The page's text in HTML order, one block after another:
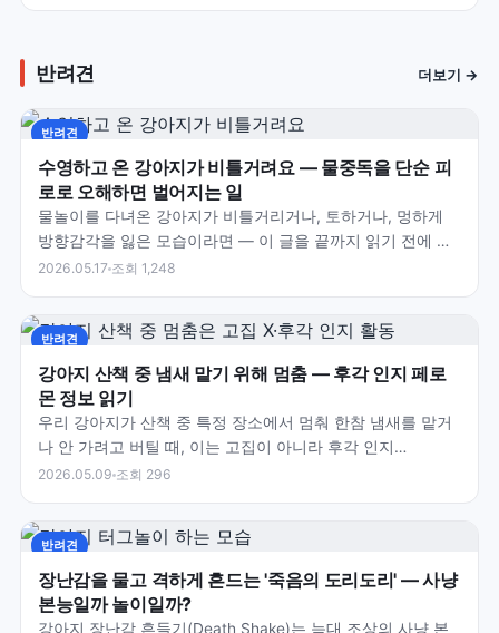
반려견 더보기 →
반려견
수영하고 온 강아지가 비틀거려요 — 물중독을 단순 피
로로 오해하면 벌어지는 일
물놀이를 다녀온 강아지가 비틀거리거나, 토하거나, 멍하게
방향감각을 잃은 모습이라면 — 이 글을 끝까지 읽기 전에 지
금 바로 24시간 동물병원으로 출발하세요. 물중독은 몇…
2026.05.17 조회 1,248
반려견
강아지 산책 중 냄새 맡기 위해 멈춤 — 후각 인지 페로
몬 정보 읽기
우리 강아지가 산책 중 특정 장소에서 멈춰 한참 냄새를 맡거
나 안 가려고 버틸 때, 이는 고집이 아니라 후각 인지
(Olfactory Cognition)의 핵심 활동입니다.…
2026.05.09 조회 296
반려견
장난감을 물고 격하게 흔드는 '죽음의 도리도리' — 사냥
본능일까 놀이일까?
강아지 장난감 흔들기(Death Shake)는 늑대 조상의 사냥 본